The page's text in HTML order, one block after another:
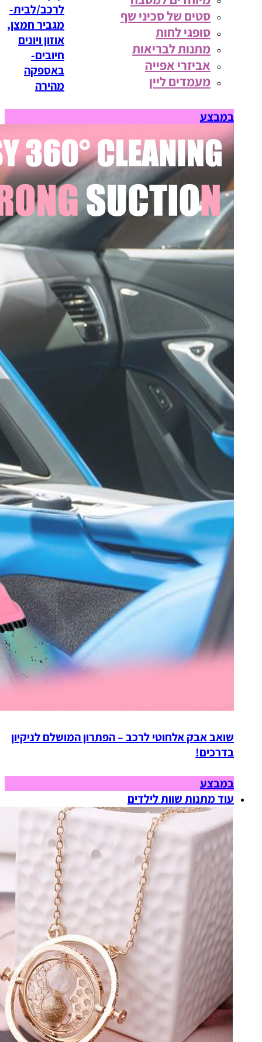
סטים של סכיני שף
סופגי לחות
מתנות לבריאות
אביזרי אפייה
מעמדים ליין
לרכב/לבית-
מגביר חמצן,
אוזון ויונים
חיובים-
באספקה
מהירה
במבצע
שואב אבק אלחוטי לרכב – הפתרון המושלם לניקיון
בדרכים!
במבצע
עוד מתנות שוות לילדים